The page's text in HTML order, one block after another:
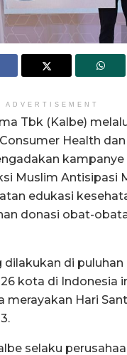
ADVERTISEMENT
Tbk (Kalbe)
Health
kampanye
Muslim Antisipasi
edukasi
donasi obat-
dilakukan di puluhan
kota di Indonesia
merayakan Hari
selaku